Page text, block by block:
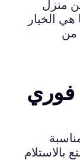
منزل
الخيار
من
فوري
بالاستلام